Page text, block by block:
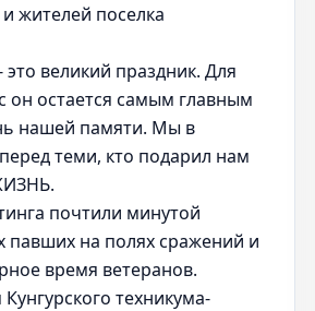
жителей поселка
великий праздник. Для
он остается самым главным
нашей памяти. Мы в
теми, кто подарил нам
почтили минутой
павших на полях сражений и
время ветеранов.
техникума-